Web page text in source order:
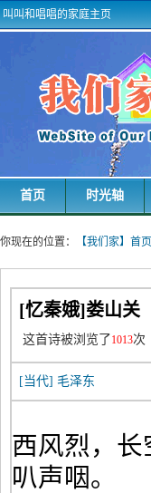
叫叫和唱唱的家庭主页
首页 时光轴
你现在的位置： 【我们家】首页
[忆秦娥]娄山关
这首诗被浏览了1013次
[当代] 毛泽东
西风烈，
叭声咽。